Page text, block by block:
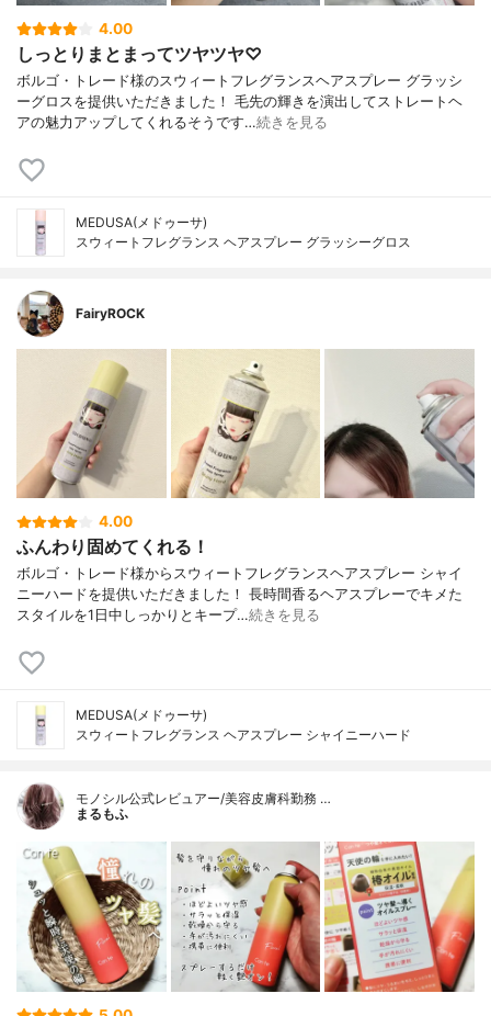
4.00
しっとりまとまってツヤツヤ♡
ボルゴ・トレード様のスウィートフレグランスヘアスプレー グラッシ
ーグロスを提供いただきました！ 毛先の輝きを演出してストレートヘ
アの魅力アップしてくれるそうです…続きを見る
MEDUSA(メドゥーサ)
スウィートフレグランス ヘアスプレー グラッシーグロス
FairyROCK
4.00
ふんわり固めてくれる！
ボルゴ・トレード様からスウィートフレグランスヘアスプレー シャイ
ニーハードを提供いただきました！ 長時間香るヘアスプレーでキメた
スタイルを1日中しっかりとキープ…続きを見る
MEDUSA(メドゥーサ)
スウィートフレグランス ヘアスプレー シャイニーハード
モノシル公式レビュアー/美容皮膚科勤務 …
まるもふ